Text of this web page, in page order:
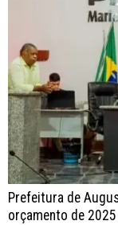
Prefeitura de
orçamento de 2025